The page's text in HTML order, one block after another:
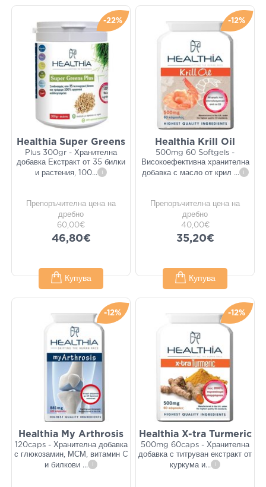
-22%
Healthia Super Greens
Plus 300gr - Хранителна
добавка Екстракт от 35 билки
и растения, 100... i
Препоръчителна цена на
дребно
60,00€
46,80€
Купува
-12%
Healthia Krill Oil
500mg 60 Softgels -
Високоефективна хранителна
добавка с масло от крил ... i
Препоръчителна цена на
дребно
40,00€
35,20€
Купува
-12%
Healthia My Arthrosis
120caps - Хранителна добавка
с глюкозамин, МСМ, витамин C
и билкови ... i
-12%
Healthia X-tra Turmeric
500mg 60caps - Хранителна
добавка с титруван екстракт от
куркума и... i